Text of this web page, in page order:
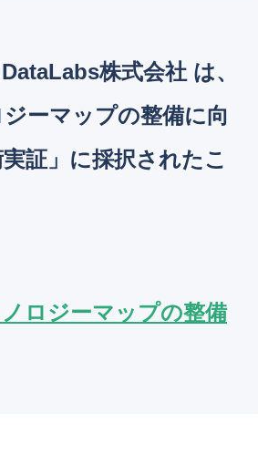
e
b
o
o
k
e
dI
n
株式会社 は、
ーマップの整備に向
証」に採択されたこ
ロジーマップの整備